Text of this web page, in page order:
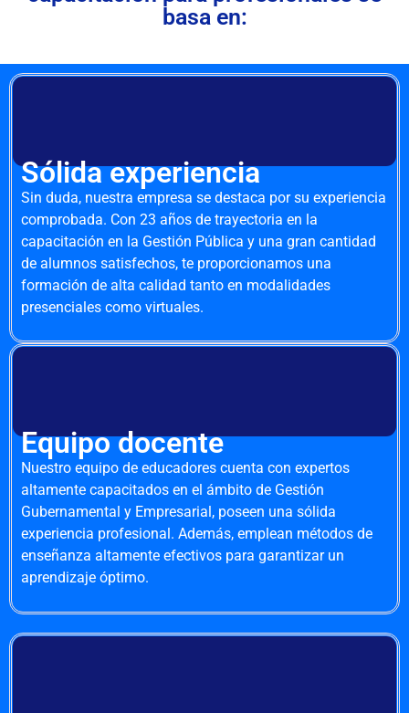
basa en:
Sólida experiencia
Sin duda, nuestra empresa se destaca por su experiencia
comprobada. Con 23 años de trayectoria en la
capacitación en la Gestión Pública y una gran cantidad
de alumnos satisfechos, te proporcionamos una
formación de alta calidad tanto en modalidades
presenciales como virtuales.
Equipo docente
Nuestro equipo de educadores cuenta con expertos
altamente capacitados en el ámbito de Gestión
Gubernamental y Empresarial, poseen una sólida
experiencia profesional. Además, emplean métodos de
enseñanza altamente efectivos para garantizar un
aprendizaje óptimo.